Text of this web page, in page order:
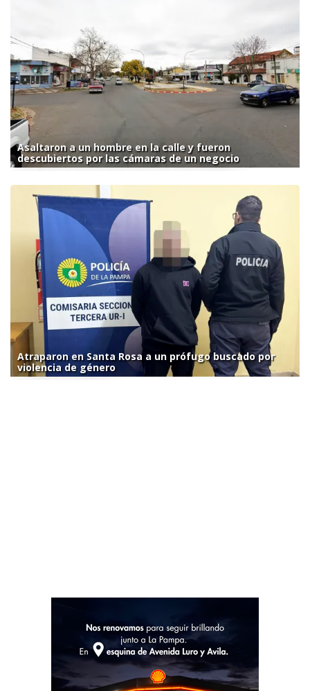
Asaltaron a un hombre en la calle y fueron
descubiertos por las cámaras de un negocio
Atraparon en Santa Rosa a un prófugo buscado por
violencia de género